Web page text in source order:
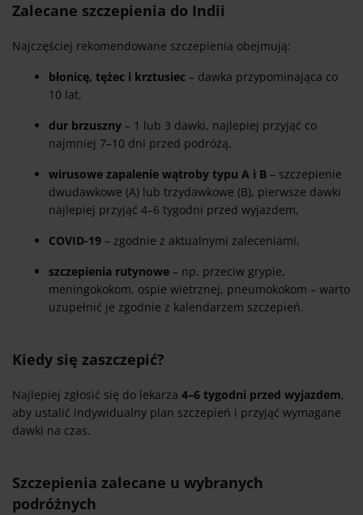
Zalecane szczepienia do Indii
Najczęściej rekomendowane szczepienia obejmują:
błonicę, tężec i krztusiec – dawka przypominająca co
10 lat,
dur brzuszny – 1 lub 3 dawki, najlepiej przyjąć co
najmniej 7–10 dni przed podróżą,
wirusowe zapalenie wątroby typu A i B – szczepienie
dwudawkowe (A) lub trzydawkowe (B), pierwsze dawki
najlepiej przyjąć 4–6 tygodni przed wyjazdem,
COVID-19 – zgodnie z aktualnymi zaleceniami,
szczepienia rutynowe – np. przeciw grypie,
meningokokom, ospie wietrznej, pneumokokom – warto
uzupełnić je zgodnie z kalendarzem szczepień.
Kiedy się zaszczepić?
Najlepiej zgłosić się do lekarza 4–6 tygodni przed wyjazdem,
aby ustalić indywidualny plan szczepień i przyjąć wymagane
dawki na czas.
Szczepienia zalecane u wybranych
podróżnych